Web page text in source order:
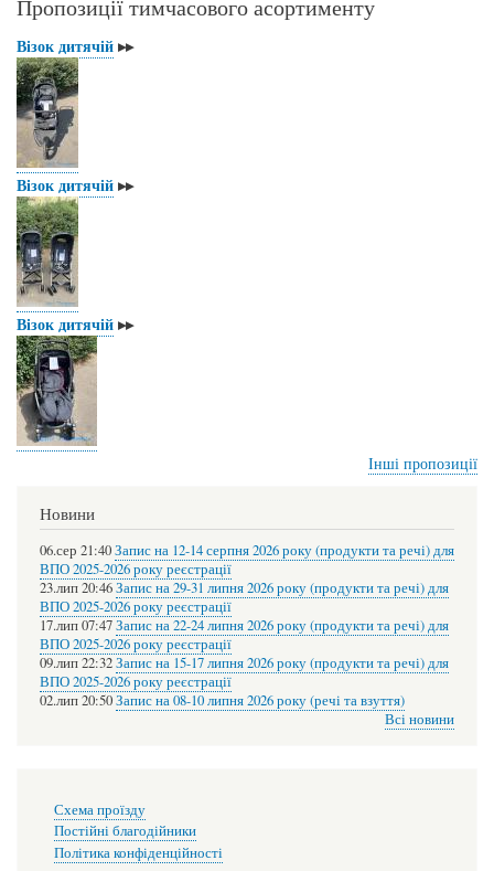
y
Li
nk
bo
ok
r tteail
Пропозиції тимчасового асортименту
Візок дитячій▸▸
Візок дитячій▸▸
Візок дитячій▸▸
Інші пропозиції
Новини
06.сер 21:40Запис на 12-14 серпня 2026 року (продукти та речі) для
ВПО 2025-2026 року реєстрації
23.лип 20:46Запис на 29-31 липня 2026 року (продукти та речі) для
ВПО 2025-2026 року реєстрації
17.лип 07:47Запис на 22-24 липня 2026 року (продукти та речі) для
ВПО 2025-2026 року реєстрації
09.лип 22:32Запис на 15-17 липня 2026 року (продукти та речі) для
ВПО 2025-2026 року реєстрації
02.лип 20:50Запис на 08-10 липня 2026 року (речі та взуття)
Всі новини
проїзду
Схема проїзду
Постійні благодійники
Політика конфіденційності